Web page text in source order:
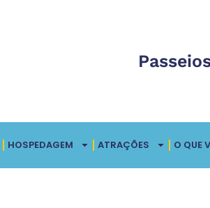
HOSPEDAGEM ATRAÇÕES O QUE